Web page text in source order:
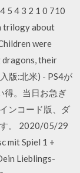
5 4 3 2 1 0 710
trilogy about
were
dragons, their
版:北米) - PS4が
得。当日お急ぎ
ンコード版、ダ
。 2020/05/29
mit Spiel 1 +
Lieblings-